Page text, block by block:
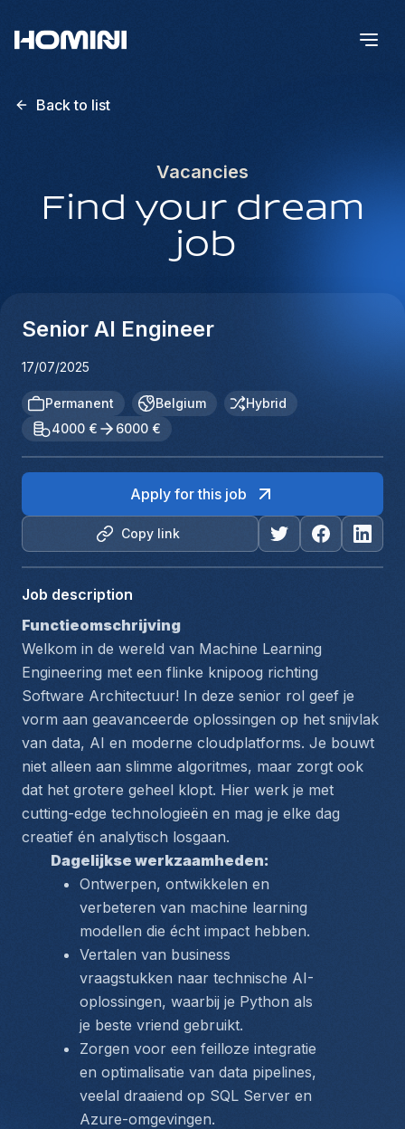
Back to list
Vacancies
Find your dream
job
Senior AI Engineer
17/07/2025
Permanent Belgium
Hybrid
4000 €
6000 €
Copy link
Apply for this job
Job description
Functieomschrijving
Welkom in de wereld van Machine Learning
Engineering met een flinke knipoog richting
Software Architectuur! In deze senior rol geef je
vorm aan geavanceerde oplossingen op het snijvlak
van data, AI en moderne cloudplatforms. Je bouwt
niet alleen aan slimme algoritmes, maar zorgt ook
dat het grotere geheel klopt. Hier werk je met
cutting-edge technologieën en mag je elke dag
creatief én analytisch losgaan.
Dagelijkse werkzaamheden:
Ontwerpen, ontwikkelen en
verbeteren van machine learning
modellen die écht impact hebben.
Vertalen van business
vraagstukken naar technische AI-
oplossingen, waarbij je Python als
je beste vriend gebruikt.
Zorgen voor een feilloze integratie
en optimalisatie van data pipelines,
veelal draaiend op SQL Server en
Azure-omgevingen.